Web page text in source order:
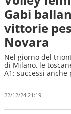
Gabi
vittorie
Novara
Nel giorno del
di Milano, le
A1: successi anche
22/12/24 21:19